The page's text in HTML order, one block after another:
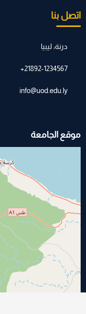
اتصل بنا
درنة، ليبيا
21892-1234567+
info@uod.edu.ly
موقع الجامعة